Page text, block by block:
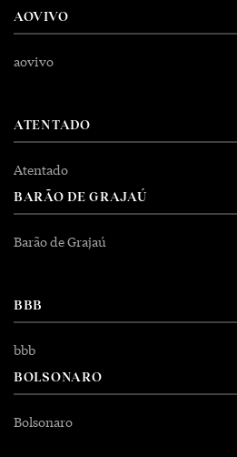
AOVIVO
aovivo
ATENTADO
Atentado
BARÃO DE GRAJAÚ
Barão de Grajaú
BBB
bbb
BOLSONARO
Bolsonaro